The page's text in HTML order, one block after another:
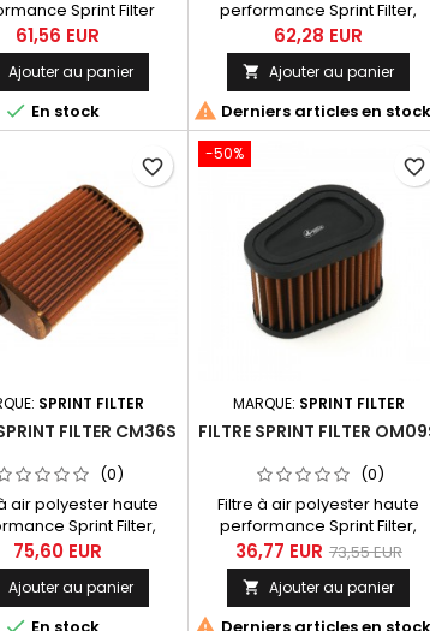
Sprint Filter
référence CM14S.
61,56 EUR
Ajouter au panier
 En stock
performance Sprint Filter,
référence CM08S
62,28 EUR
 Ajouter au panier
 Derniers articles en stock
SPRINT FILTER
FILTER CM36S
(0)
air polyester haute
Sprint Filter,
référence CM36S.
75,60 EUR
Ajouter au panier

favorite_border
-50%
MARQUE: SPRINT FILTER
FILTRE SPRINT FILTER
(0)
Filtre à air polyester haute
performance Sprint Filter,
référence OM09S
36,77 EUR 73,55 EUR
 Ajouter au panier

favorite_border